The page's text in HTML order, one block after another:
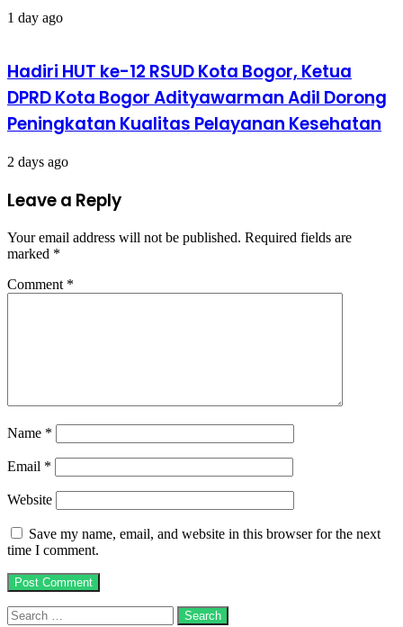
1 day ago
Hadiri HUT ke-12 RSUD Kota Bogor, Ketua
DPRD Kota Bogor Adityawarman Adil Dorong
Peningkatan Kualitas Pelayanan Kesehatan
2 days ago
Leave a Reply
Your email address will not be published. Required fields are
marked *
Comment *
Name *
Email *
Website
Save my name, email, and website in this browser for the next
time I comment.
Search